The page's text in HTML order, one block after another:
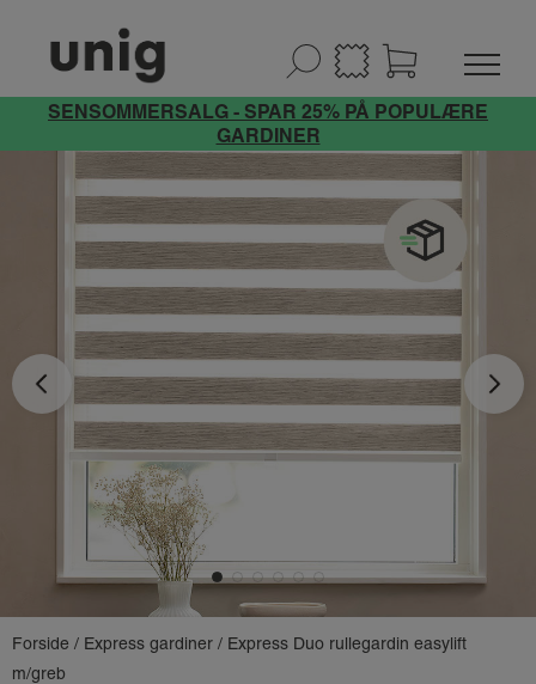
SENSOMMERSALG - SPAR 25% PÅ POPULÆRE
GARDINER
Forside / Express gardiner / Express Duo rullegardin easylift
m/greb